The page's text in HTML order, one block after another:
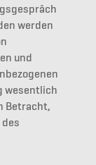
werden
und
wesentlich
Betracht,
des